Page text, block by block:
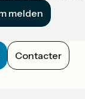
melden
Contacter